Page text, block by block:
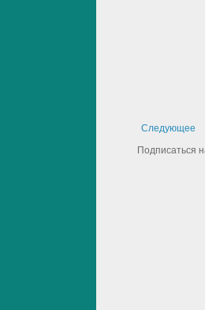
Следующее
Подписаться